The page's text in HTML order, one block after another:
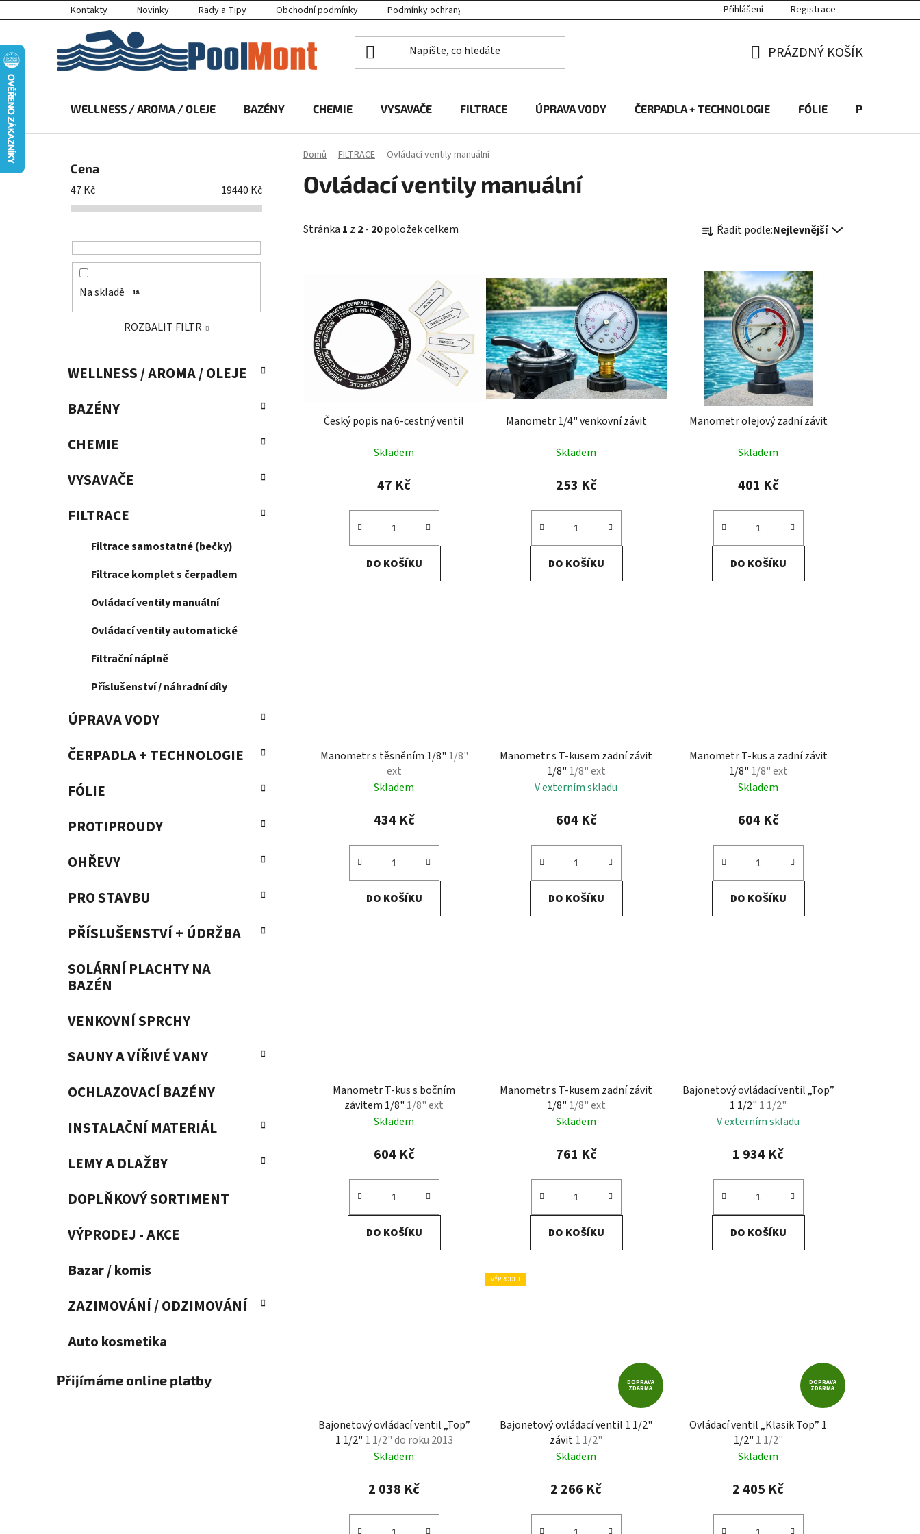
na
Kontakty Novinky Rady a Tipy Obchodní podmínky Podmínky ochrany osobních údajů Přihlášení Registrace
KOŠÍK
PRÁZDNÝ KOŠÍK
WELLNESS / AROMA / OLEJE BAZÉNY CHEMIE VYSAVAČE FILTRACE ÚPRAVA VODY ČERPADLA + TECHNOLOGIE FÓLIE
Cena
47Kč 19440 Kč
Na skladě 18
ROZBALIT FILTR
kategorie
WELLNESS / AROMA / OLEJE
BAZÉNY
CHEMIE
VYSAVAČE
FILTRACE
Filtrace samostatné (bečky)
Filtrace komplet s čerpadlem
Ovládací ventily manuální
Ovládací ventily automatické
Filtrační náplně
Příslušenství / náhradní díly
ÚPRAVA VODY
ČERPADLA + TECHNOLOGIE
FÓLIE
PROTIPROUDY
OHŘEVY
PRO STAVBU
PŘÍSLUŠENSTVÍ + ÚDRŽBA
SOLÁRNÍ PLACHTY NA
BAZÉN
VENKOVNÍ SPRCHY
SAUNY A VÍŘIVÉ VANY
OCHLAZOVACÍ BAZÉNY
INSTALAČNÍ MATERIÁL
LEMY A DLAŽBY
DOPLŇKOVÝ SORTIMENT
VÝPRODEJ - AKCE
Bazar / komis
ZAZIMOVÁNÍ / ODZIMOVÁNÍ
Auto kosmetika
Přijímáme online platby
Domů—FILTRACE— Ovládací ventily manuální
Ovládací ventily manuální
Stránka 1 z 2- 20položek celkem
a
e
n
í
p
r
o
d
u
k
Řadit podle:Nejlevnější
Český popis na 6-cestný ventil
Skladem
47 Kč
DO KOŠÍKU
Manometr 1/4" venkovní závit
Skladem
253 Kč
DO KOŠÍKU
Manometr olejový zadní závit
Skladem
401 Kč
DO KOŠÍKU
Manometr s těsněním 1/8" 1/8"
ext
Skladem
434 Kč
DO KOŠÍKU
Manometr s T-kusem zadní závit
1/8" 1/8" ext
V externím skladu
604 Kč
DO KOŠÍKU
Manometr T-kus a zadní závit
1/8" 1/8" ext
Skladem
604 Kč
DO KOŠÍKU
Manometr T-kus s bočním
závitem 1/8" 1/8" ext
Skladem
604 Kč
DO KOŠÍKU
Manometr s T-kusem zadní závit
1/8" 1/8" ext
Skladem
761 Kč
DO KOŠÍKU
Bajonetový ovládací ventil „Top”
1 1/2" 1 1/2"
V externím skladu
1 934 Kč
DO KOŠÍKU
Bajonetový ovládací ventil „Top”
1 1/2" 1 1/2" do roku 2013
Skladem
2 038 Kč
VÝPRODEJ
DOPRAVA
ZDARMA
Bajonetový ovládací ventil 1 1/2"
závit1 1/2"
Skladem
2 266 Kč
DOPRAVA
ZDARMA
Ovládací ventil „Klasik Top” 1
1/2" 1 1/2"
Skladem
2 405 Kč